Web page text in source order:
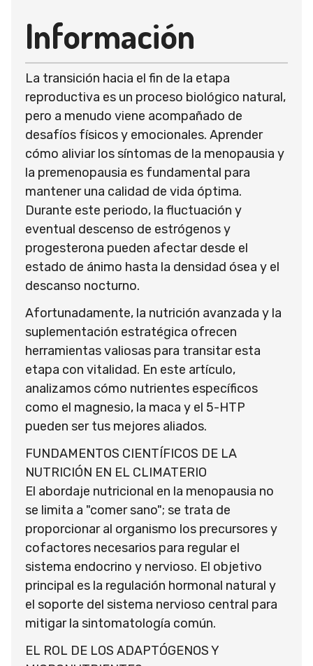
Información
La transición hacia el fin de la etapa
reproductiva es un proceso biológico natural,
pero a menudo viene acompañado de
desafíos físicos y emocionales. Aprender
cómo aliviar los síntomas de la menopausia y
la premenopausia es fundamental para
mantener una calidad de vida óptima.
Durante este periodo, la fluctuación y
eventual descenso de estrógenos y
progesterona pueden afectar desde el
estado de ánimo hasta la densidad ósea y el
descanso nocturno.
Afortunadamente, la nutrición avanzada y la
suplementación estratégica ofrecen
herramientas valiosas para transitar esta
etapa con vitalidad. En este artículo,
analizamos cómo nutrientes específicos
como el magnesio, la maca y el 5-HTP
pueden ser tus mejores aliados.
FUNDAMENTOS CIENTÍFICOS DE LA
NUTRICIÓN EN EL CLIMATERIO
El abordaje nutricional en la menopausia no
se limita a "comer sano"; se trata de
proporcionar al organismo los precursores y
cofactores necesarios para regular el
sistema endocrino y nervioso. El objetivo
principal es la regulación hormonal natural y
el soporte del sistema nervioso central para
mitigar la sintomatología común.
EL ROL DE LOS ADAPTÓGENOS Y